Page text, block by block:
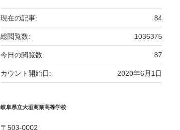
84
現在の記事:
1036375
総閲覧数:
87
今日の閲覧数:
2020年6月1日
カウント開始日:
岐阜県立大垣商業高等学校
〒503-0002